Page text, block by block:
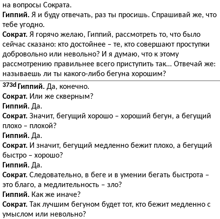
на вопросы Сократа.
Гиппий. Я и буду отвечать, раз ты просишь. Спрашивай же, что
тебе угодно.
Сократ. Я горячо желаю, Гиппий, рассмотреть то, что было
сейчас сказано: кто достойнее – те, кто совершают проступки
добровольно или невольно? И я думаю, что к этому
рассмотрению правильнее всего приступить так... Отвечай же:
называешь ли ты какого-либо бегуна хорошим?
373d Гиппий. Да, конечно.
Сократ. Или же скверным?
Гиппий. Да.
Сократ. Значит, бегущий хорошо – хороший бегун, а бегущий
плохо – плохой?
Гиппий. Да.
Сократ. И значит, бегущий медленно бежит плохо, а бегущий
быстро – хорошо?
Гиппий. Да.
Сократ. Следовательно, в беге и в умении бегать быстрота –
это благо, а медлительность – зло?
Гиппий. Как же иначе?
Сократ. Так лучшим бегуном будет тот, кто бежит медленно с
умыслом или невольно?